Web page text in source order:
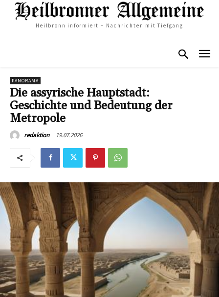
Heilbronn informiert – Nachrichten mit Tiefgang
PANORAMA
Die assyrische Hauptstadt:
Geschichte und Bedeutung der
Metropole
redaktion 19.07.2026